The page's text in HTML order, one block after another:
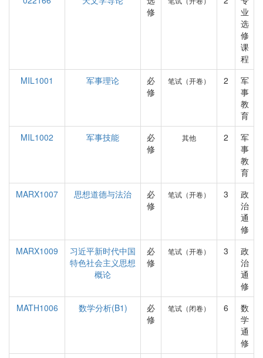
修
业
选
修
课
程
MIL1001
军事理论
必
修
笔试（开卷） 2
军
事
教
育
MIL1002
军事技能
必
修
其他 2
军
事
教
育
MARX1007
思想道德与法治
必
修
笔试（开卷） 3
政
治
通
修
MARX1009
习近平新时代中国
特色社会主义思想
概论
必
修
笔试（开卷） 3
政
治
通
修
MATH1006
数学分析(B1)
必
修
笔试（闭卷） 6
数
学
通
修